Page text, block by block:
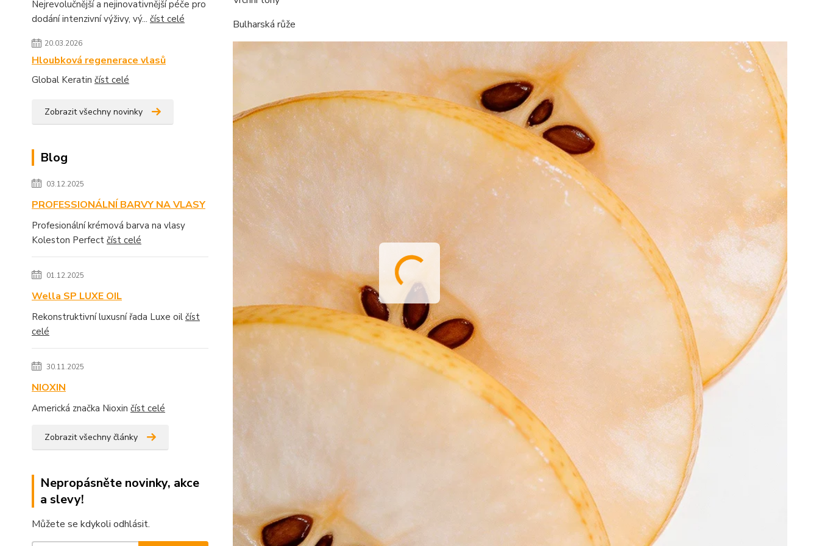
Nejrevolučnější a nejinovativnější péče pro
dodání intenzivní výživy, vý... číst celé
20.03.2026
Hloubková regenerace vlasů
Global Keratin číst celé
Zobrazit všechny novinky
Blog
03.12.2025
PROFESSIONÁLNÍ BARVY NA VLASY
Profesionální krémová barva na vlasy
Koleston Perfect číst celé
01.12.2025
Wella SP LUXE OIL
Rekonstruktivní luxusní řada Luxe oil číst
celé
30.11.2025
NIOXIN
Americká značka Nioxin číst celé
Zobrazit všechny články
Nepropásněte novinky, akce
a slevy!
Můžete se kdykoli odhlásit.
Bulharská růže